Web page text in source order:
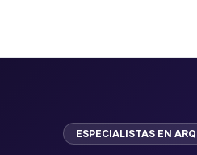
ESPECIALISTAS EN